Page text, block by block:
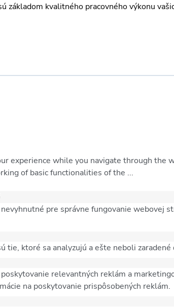
základom kvalitného pracovného výkonu
experience while you navigate through the
of basic functionalities of the ...
pre správne fungovanie webovej
tie, ktoré sa analyzujú a ešte neboli
relevantných reklám a
na poskytovanie prispôsobených reklám.